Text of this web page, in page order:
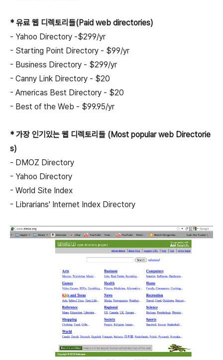
* 유료 웹 디렉토리들(Paid web directories)
- Yahoo Directory -$299/yr
- Starting Point Directory - $99/yr
- Business Directory - $299/yr
- Canny Link Directory - $20
- Americas Best Directory - $20
- Best of the Web - $99.95/yr
* 가장 인기있는 웹 디렉토리들 (Most popular web Directorie
s)
- DMOZ Directory
- Yahoo Directory
- World Site Index
- Librarians' Internet Index Directory